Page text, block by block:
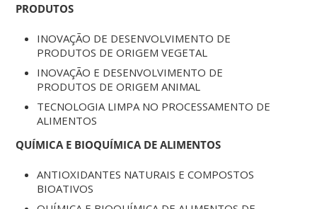
PRODUTOS
INOVAÇÃO DE DESENVOLVIMENTO DE
PRODUTOS DE ORIGEM VEGETAL
INOVAÇÃO E DESENVOLVIMENTO DE
PRODUTOS DE ORIGEM ANIMAL
TECNOLOGIA LIMPA NO PROCESSAMENTO DE
ALIMENTOS
QUÍMICA E BIOQUÍMICA DE ALIMENTOS
ANTIOXIDANTES NATURAIS E COMPOSTOS
BIOATIVOS